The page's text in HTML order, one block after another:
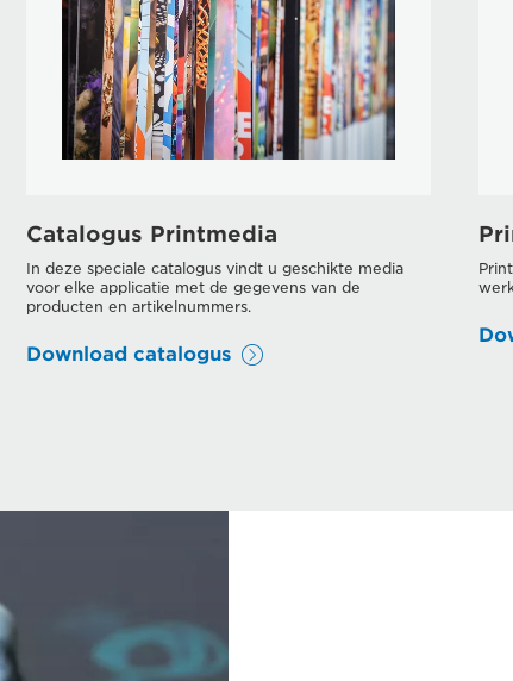
Catalogus Printmedia
In deze speciale catalogus vindt u geschikte media
voor elke applicatie met de gegevens van de
producten en artikelnummers.
Download catalogus